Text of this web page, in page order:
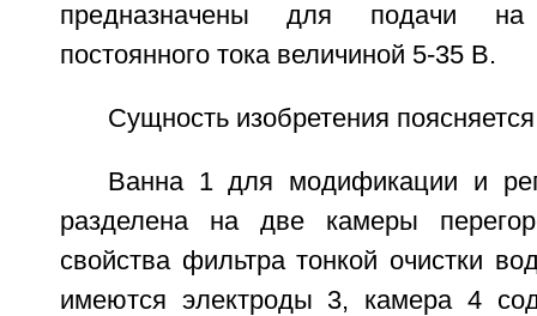
предназначены для подачи
постоянного тока величиной 5-35 В.
Сущность изобретения
Ванна 1 для модификации и
разделена на две камеры
свойства фильтра тонкой очистки
имеются электроды 3, камера 4